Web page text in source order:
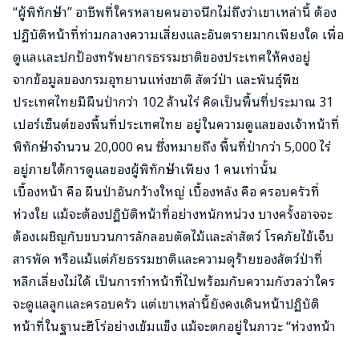
“ผู้พิทักษ์ป่า” อาชีพที่ใครหลายคนอาจนึกไม่ถึงว่าเขาเหล่านี้ ต้อง
ปฏิบัติหน้าที่ท่ามกลางความเสี่ยงและอันตรายมากเพียงใด เพื่อ
ดูแลเเละปกป้องทรัพยากรธรรมชาติของประเทศให้คงอยู่
จากข้อมูลของกรมอุทยานแห่งชาติ สัตว์ป่า และพันธุ์พืช
ประเทศไทยมีผืนป่ากว่า 102 ล้านไร่ คิดเป็นพื้นที่ประมาณ 31
เปอร์เซ็นต์ของพื้นที่ประเทศไทย อยู่ในความดูแลของเจ้าหน้าที่
พิทักษ์ป่าจำนวน 20,000 คน ซึ่งหมายถึง พื้นที่ป่ากว่า 5,000 ไร่
อยู่ภายใต้การดูแลของผู้พิทักษ์ป่าเพียง 1 คนเท่านั้น
เบื้องหน้า คือ ผืนป่าอันกว้างใหญ่ เบื้องหลัง คือ ครอบครัวที่
ห่วงใย แม้จะต้องปฏิบัติหน้าที่อย่างหนักหน่วง บางครั้งอาจจะ
ต้องเผชิญกับขบวนการลักลอบตัดไม้และล่าสัตว์ โรคภัยไข้เจ็บ
สารพัด หรือแม้แต่ภัยธรรมชาติและความดุร้ายของสัตว์ป่าที่
หลีกเลี่ยงไม่ได้ เป็นการทำหน้าที่ไปพร้อมกับความกังวลว่าใคร
จะดูแลลูกและครอบครัว แต่เขาเหล่านี้ยังคงเดินหน้าปฏิบัติ
หน้าที่ในฐานะฮีโร่อย่างเข้มแข็ง แม้จะตกอยู่ในภาวะ “ห่วงหน้า